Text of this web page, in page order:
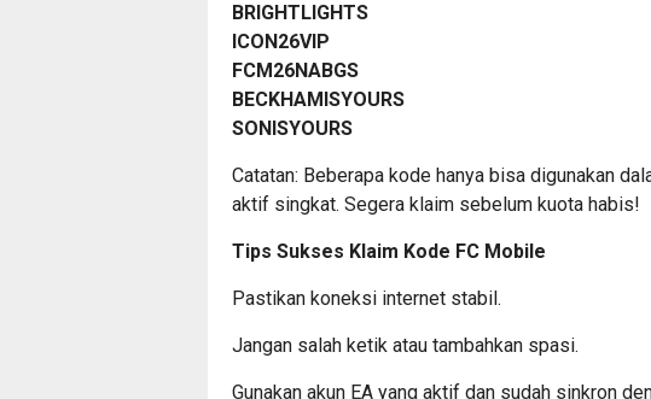
BRIGHTLIGHTS
ICON26VIP
FCM26NABGS
BECKHAMISYOURS
SONISYOURS
Catatan: Beberapa kode hanya bisa digunakan
aktif singkat. Segera klaim sebelum kuota habis!
Tips Sukses Klaim Kode FC Mobile
Pastikan koneksi internet stabil.
Jangan salah ketik atau tambahkan spasi.
Gunakan akun EA yang aktif dan sudah sinkron